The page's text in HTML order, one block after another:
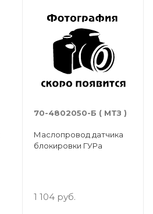
70-4802050-Б ( МТЗ )
Маслопровод датчика
блокировки ГУРа
1 104 руб.